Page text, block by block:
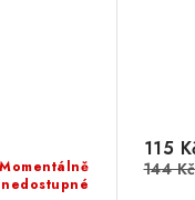
Momentálně
nedostupné
115
144 Kč